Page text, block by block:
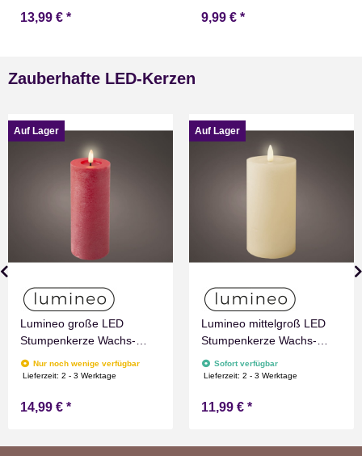
13,99 € * 9,99 € *
Zauberhafte LED-Kerzen
Auf Lager
Lumineo große LED
Stumpenkerze Wachs-
Optik Rot mit Timer
Flammen Effect für
hoch
Nur noch wenige verfügbar
Lieferzeit:2 - 3 Werktage
14,99 € *
Auf Lager
Lumineo mittelgroß LED
Stumpenkerze Wachs-
Optik Weiß mit Timer
Flammen Effect für
hoch
Sofort verfügbar
Lieferzeit:2 - 3 Werktage
11,99 € *